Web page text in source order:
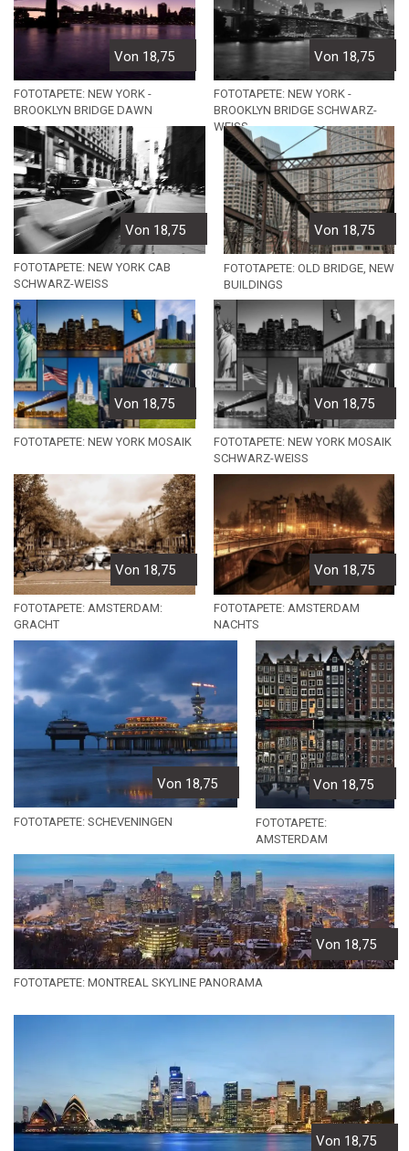
Von 18,75
FOTOTAPETE: NEW YORK -
BROOKLYN BRIDGE DAWN
Von 18,75
FOTOTAPETE: NEW YORK -
BROOKLYN BRIDGE SCHWARZ-
WEISS
Von 18,75
FOTOTAPETE: NEW YORK CAB
SCHWARZ-WEISS
Von 18,75
FOTOTAPETE: OLD BRIDGE, NEW
BUILDINGS
Von 18,75
FOTOTAPETE: NEW YORK MOSAIK
Von 18,75
FOTOTAPETE: NEW YORK MOSAIK
SCHWARZ-WEISS
Von 18,75
FOTOTAPETE: AMSTERDAM:
GRACHT
Von 18,75
FOTOTAPETE: AMSTERDAM
NACHTS
Von 18,75
FOTOTAPETE: SCHEVENINGEN
Von 18,75
FOTOTAPETE:
AMSTERDAM
Von 18,75
FOTOTAPETE: MONTREAL SKYLINE PANORAMA
Von 18,75